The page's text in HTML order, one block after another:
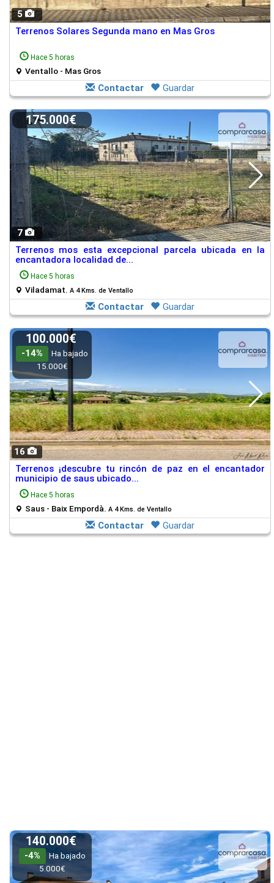
5
Terrenos Solares Segunda mano en Mas Gros
Hace 5 horas
Ventallo - Mas Gros
Contactar Guardar
7
175.000€
Terrenos mos esta excepcional parcela ubicada en la
encantadora localidad de...
Hace 5 horas
Viladamat. A 4 Kms. de Ventallo
Contactar Guardar
16
100.000€
-14%
Ha bajado
15.000€
Terrenos ¡descubre tu rincón de paz en el encantador
municipio de saus ubicado...
Hace 5 horas
Saus - Baix Empordà. A 4 Kms. de Ventallo
Contactar Guardar
140.000€
-4%
Ha bajado
5.000€